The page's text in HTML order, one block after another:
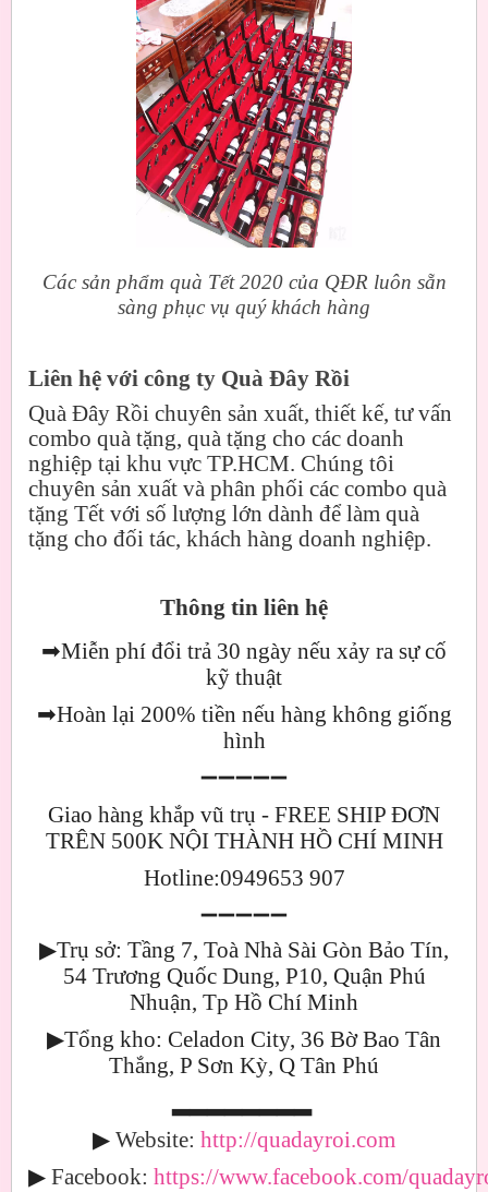
Các sản phẩm quà Tết 2020 của QĐR luôn sẵn
sàng phục vụ quý khách hàng
Liên hệ với công ty Quà Đây Rồi
Quà Đây Rồi chuyên sản xuất, thiết kế, tư vấn
combo quà tặng, quà tặng cho các doanh
nghiệp tại khu vực TP.HCM. Chúng tôi
chuyên sản xuất và phân phối các combo quà
tặng Tết với số lượng lớn dành để làm quà
tặng cho đối tác, khách hàng doanh nghiệp.
Thông tin liên hệ
➡Miễn phí đổi trả 30 ngày nếu xảy ra sự cố
kỹ thuật
➡Hoàn lại 200% tiền nếu hàng không giống
hình
➖➖➖➖➖
Giao hàng khắp vũ trụ - FREE SHIP ĐƠN
TRÊN 500K NỘI THÀNH HỒ CHÍ MINH
Hotline:0949653 907
➖➖➖➖➖
▶Trụ sở: Tầng 7, Toà Nhà Sài Gòn Bảo Tín,
54 Trương Quốc Dung, P10, Quận Phú
Nhuận, Tp Hồ Chí Minh
▶Tổng kho: Celadon City, 36 Bờ Bao Tân
Thắng, P Sơn Kỳ, Q Tân Phú
▂▂▂▂▂▂▂▂
▶ Website: http://quadayroi.com
▶ Facebook: https://www.facebook.com/